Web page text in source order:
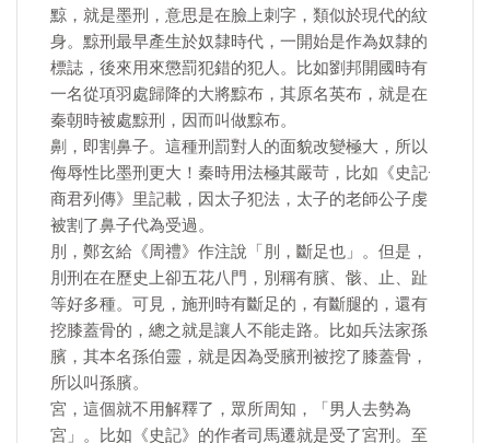
黥，就是墨刑，意思是在臉上刺字，類似於現代的紋
身。黥刑最早產生於奴隸時代，一開始是作為奴隸的
標誌，後來用來懲罰犯錯的犯人。比如劉邦開國時有
一名從項羽處歸降的大將黥布，其原名英布，就是在
秦朝時被處黥刑，因而叫做黥布。
劓，即割鼻子。這種刑罰對人的面貌改變極大，所以
侮辱性比墨刑更大！秦時用法極其嚴苛，比如《史記·
商君列傳》里記載，因太子犯法，太子的老師公子虔
被割了鼻子代為受過。
刖，鄭玄給《周禮》作注說「刖，斷足也」。但是，
刖刑在在歷史上卻五花八門，別稱有臏、骸、止、趾
等好多種。可見，施刑時有斷足的，有斷腿的，還有
挖膝蓋骨的，總之就是讓人不能走路。比如兵法家孫
臏，其本名孫伯靈，就是因為受臏刑被挖了膝蓋骨，
所以叫孫臏。
宮，這個就不用解釋了，眾所周知，「男人去勢為
宮」。比如《史記》的作者司馬遷就是受了宮刑。至